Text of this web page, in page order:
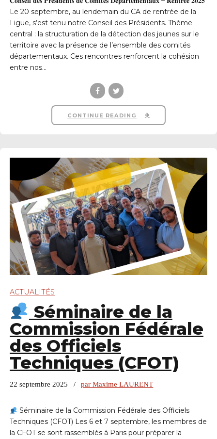
Le 20 septembre, au lendemain du CA de rentrée de la
Ligue, s’est tenu notre Conseil des Présidents. Thème
central : la structuration de la détection des jeunes sur le
territoire avec la présence de l’ensemble des comités
départementaux. Ces rencontres renforcent la cohésion
entre nos...
CONTINUE READING
ACTUALITÉS
Séminaire de la
Commission Fédérale
des Officiels
Techniques (CFOT)
22 septembre 2025 par Maxime LAURENT
Séminaire de la Commission Fédérale des Officiels
Techniques (CFOT) Les 6 et 7 septembre, les membres de
la CFOT se sont rassemblés à Paris pour préparer la